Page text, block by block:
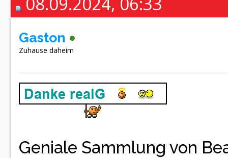
Gaston
Zuhause daheim
Geniale Sammlung von